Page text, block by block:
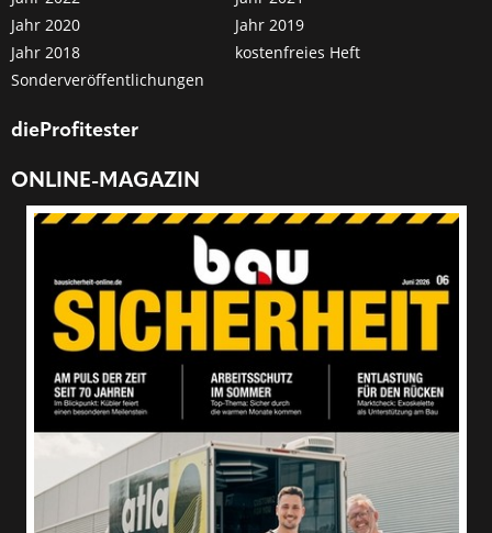
Jahr 2020
Jahr 2019
Jahr 2018
kostenfreies Heft
Sonderveröffentlichungen
dieProfitester
ONLINE-MAGAZIN